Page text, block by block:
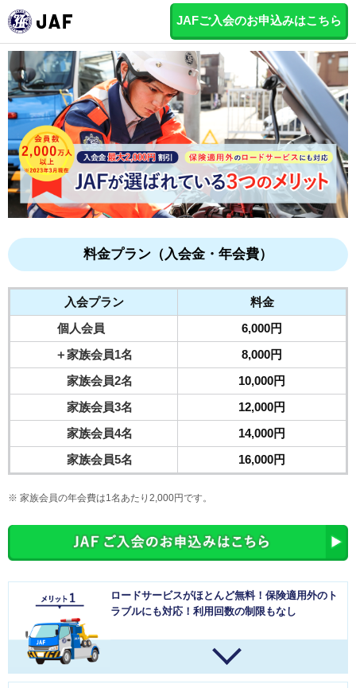
JAFご入会のお申込みはこちら
料金プラン（入会金・年会費）
入会プラン
料金
個人会員
6,000円
＋家族会員1名
8,000円
家族会員2名
10,000円
家族会員3名
12,000円
家族会員4名
14,000円
家族会員5名
16,000円
家族会員の年会費は1名あたり2,000円です。
ロードサービスがほとんど無料！保険適用外のト
ラブルにも対応！利用回数の制限もなし